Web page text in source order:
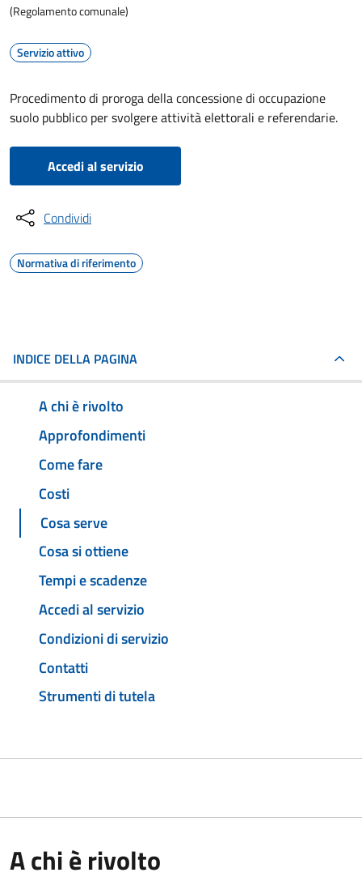
(Regolamento comunale)
Servizio attivo
Procedimento di proroga della concessione di occupazione
suolo pubblico per svolgere attività elettorali e referendarie.
Accedi al servizio
Condividi
Normativa di riferimento
INDICE DELLA PAGINA
A chi è rivolto
Approfondimenti
Come fare
Costi
Cosa serve
Cosa si ottiene
Tempi e scadenze
Accedi al servizio
Condizioni di servizio
Contatti
Strumenti di tutela
A chi è rivolto